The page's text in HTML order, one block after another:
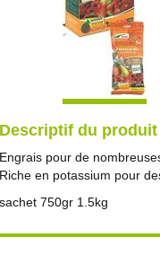
Descriptif du produit
Engrais pour de
Riche en potassium pour
sachet 750gr 1.5kg